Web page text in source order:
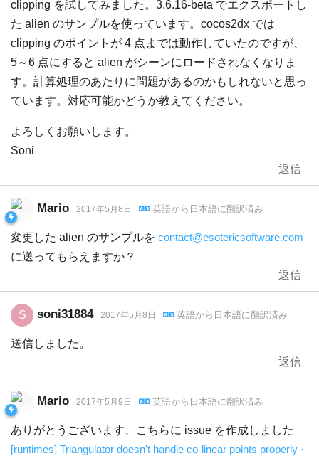
clipping を試してみました。3.6.16-beta でエクスポートし
た alien のサンプルを使っています。cocos2dx では
clipping のポイントが 4 点までは動作していたのですが、
5～6 点にすると alien がシーンにロードされなくなりま
す。計算処理のあたりに問題があるのかもしれないと思っ
ています。対応可能かどうか教えてください。
よろしくお願いします。
Soni
返信
Mario 2017年5月8日 英語から 日本語に翻訳済み
変更した alien のサンプルを contact@esotericsoftware.com
に送ってもらえますか？
返信
S soni31884 2017年5月8日 英語から 日本語に翻訳済み
送信しました。
返信
Mario 2017年5月9日 英語から 日本語に翻訳済み
ありがとうございます、こちらに issue を作成しました
[runtimes] Triangulator doesn't handle co-linear points properly ·